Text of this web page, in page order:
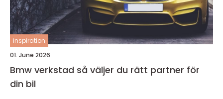
inspiration
01. June 2026
Bmw verkstad så väljer du rätt partner för
din bil